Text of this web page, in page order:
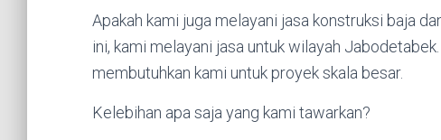
Apakah kami juga melayani jasa konstruksi baja
ini, kami melayani jasa untuk wilayah
membutuhkan kami untuk proyek skala besar.
Kelebihan apa saja yang kami tawarkan?